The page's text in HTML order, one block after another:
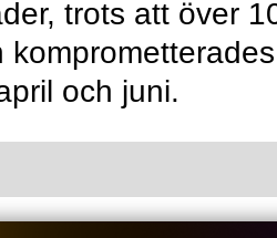
trots att över
komprometterades
och juni.